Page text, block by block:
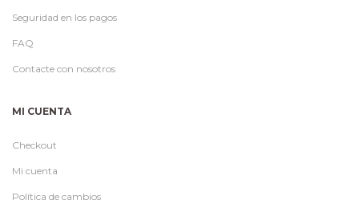
Seguridad en los pagos
FAQ
Contacte con nosotros
MI CUENTA
Checkout
Mi cuenta
Política de cambios